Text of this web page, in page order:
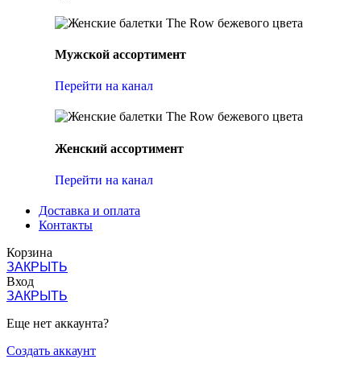
Мужской ассортимент
Перейти на канал
Женский ассортимент
Перейти на канал
Доставка и оплата
Контакты
Корзина
ЗАКРЫТЬ
Вход
ЗАКРЫТЬ
Еще нет аккаунта?
Создать аккаунт